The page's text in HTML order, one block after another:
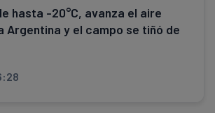
hasta -20°C, avanza el aire
Argentina y el campo se tiñó de